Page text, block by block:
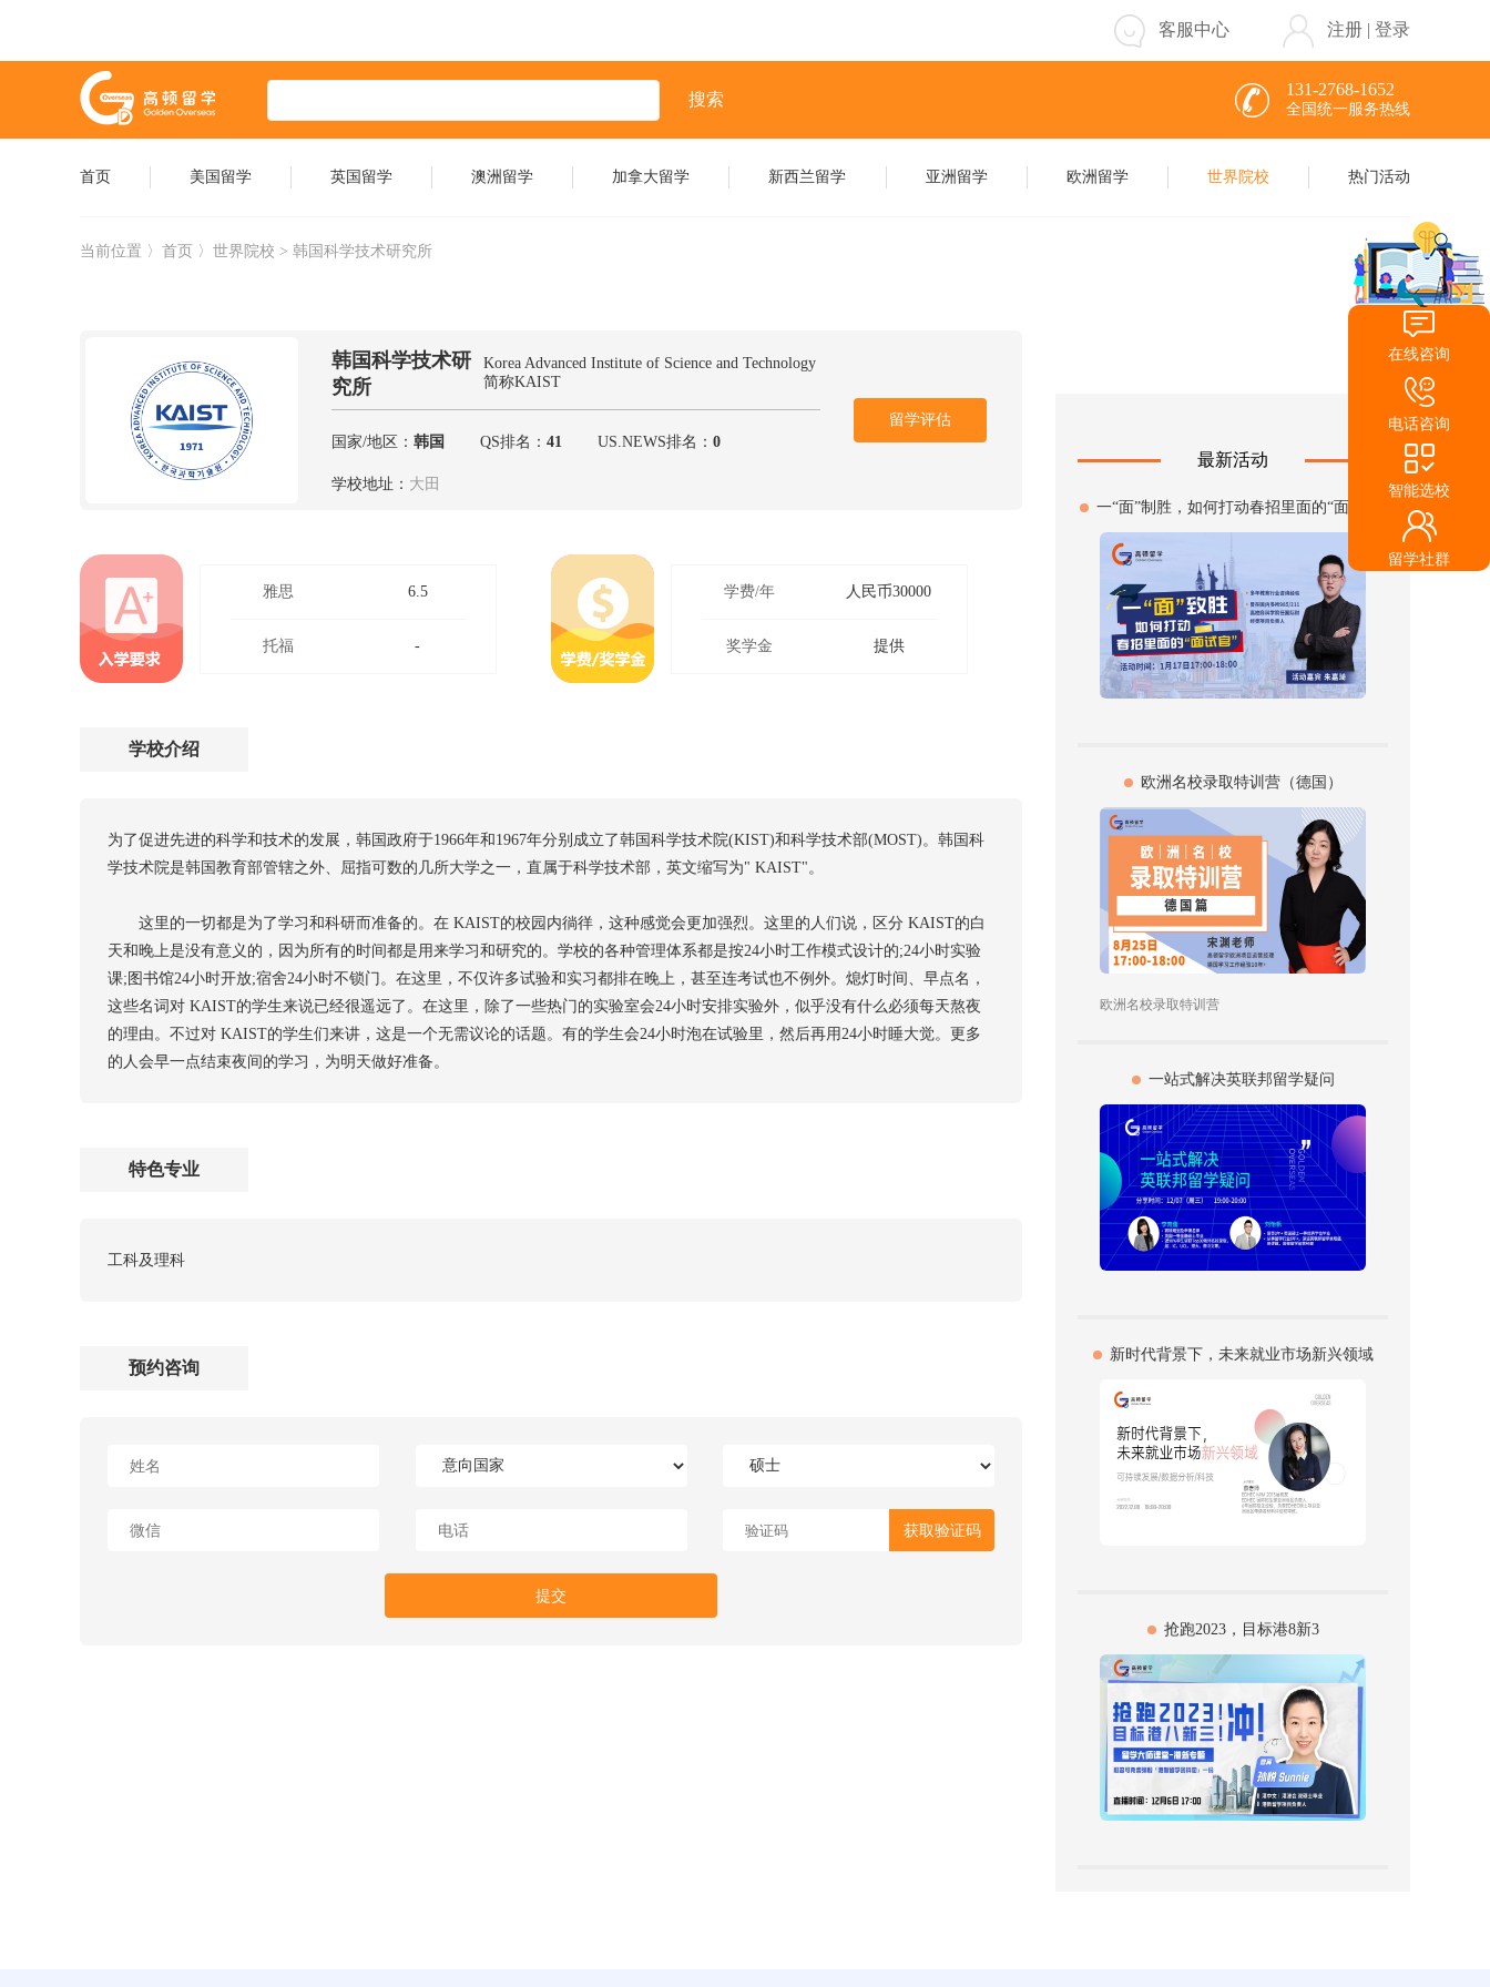
客服中心 注册 | 登录
搜索 131-2768-1652
全国统一服务热线
首页 美国留学 英国留学 澳洲留学 加拿大留学 新西兰留学 亚洲留学 欧洲留学 世界院校 热门活动
当前位置 〉 首页 〉世界院校 > 韩国科学技术研究所
韩国科学技术研
究所
Korea Advanced Institute of Science and Technology
简称KAIST
国家/地区： 韩国 QS排名： 41 US.NEWS排名： 0
学校地址： 大田
留学评估
雅思 6.5
托福 -
学费/年 人民币30000
奖学金 提供
学校介绍
为了促进先进的科学和技术的发展，韩国政府于1966年和1967年分别成立了韩国科学技术院(KIST)和科学技术部(MOST)。韩国科
学技术院是韩国教育部管辖之外、屈指可数的几所大学之一，直属于科学技术部，英文缩写为" KAIST"。
这里的一切都是为了学习和科研而准备的。在 KAIST的校园内徜徉，这种感觉会更加强烈。这里的人们说，区分 KAIST的白
天和晚上是没有意义的，因为所有的时间都是用来学习和研究的。学校的各种管理体系都是按24小时工作模式设计的;24小时实验
课;图书馆24小时开放;宿舍24小时不锁门。在这里，不仅许多试验和实习都排在晚上，甚至连考试也不例外。熄灯时间、早点名，
这些名词对 KAIST的学生来说已经很遥远了。在这里，除了一些热门的实验室会24小时安排实验外，似乎没有什么必须每天熬夜
的理由。不过对 KAIST的学生们来讲，这是一个无需议论的话题。有的学生会24小时泡在试验里，然后再用24小时睡大觉。更多
的人会早一点结束夜间的学习，为明天做好准备。
特色专业
工科及理科
预约咨询
获取验证码
提交
最新活动
一“面”制胜，如何打动春招里面的“面试官”
欧洲名校录取特训营（德国）
欧洲名校录取特训营
一站式解决英联邦留学疑问
新时代背景下，未来就业市场新兴领域
抢跑2023，目标港8新3
在线咨询
电话咨询
智能选校
留学社群